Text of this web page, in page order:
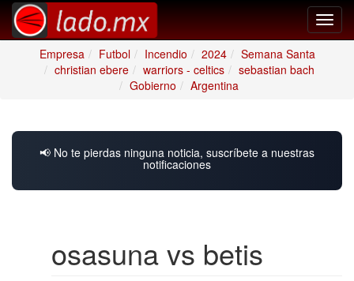
Empresa
Futbol Incendio 2024
Semana Santa
christian ebere
warriors - celtics
sebastian bach
Gobierno
Argentina
📢 No te pierdas ninguna noticia, suscríbete a nuestras
notificaciones
osasuna vs betis